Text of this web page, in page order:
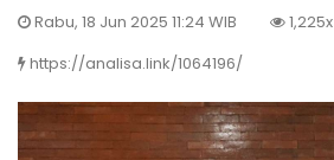
Rabu, 18 Jun 2025 11:24 WIB
1,225x
https://analisa.link/1064196/